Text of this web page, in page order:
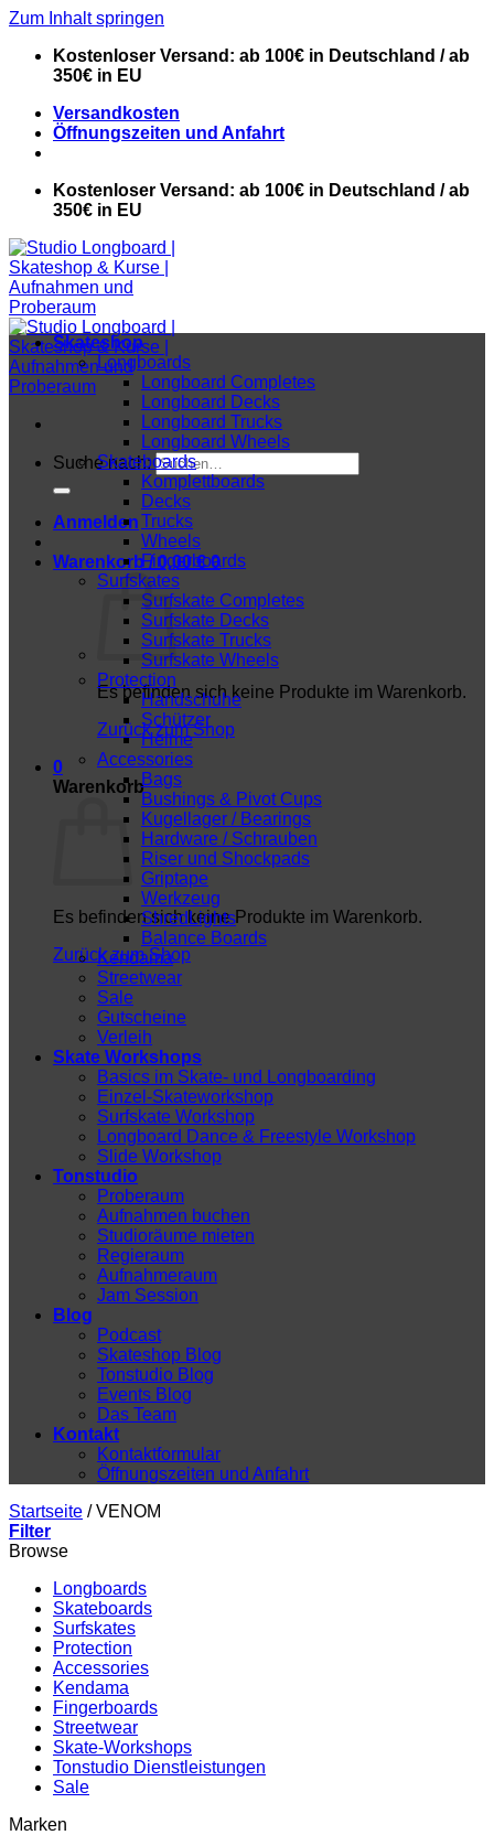
Zum Inhalt springen
Kostenloser Versand: ab 100€ in Deutschland / ab
350€ in EU
Versandkosten
Öffnungszeiten und Anfahrt
Kostenloser Versand: ab 100€ in Deutschland / ab
350€ in EU
Suche nach:
Anmelden
Warenkorb /0,00€ 0
Es befinden sich keine Produkte im Warenkorb.
Zurück zum Shop
0
Warenkorb
Es befinden sich keine Produkte im Warenkorb.
Zurück zum Shop
Skateshop
Longboards
Longboard Completes
Longboard Decks
Longboard Trucks
Longboard Wheels
Skateboards
Komplettboards
Decks
Trucks
Wheels
Fingerboards
Surfskates
Surfskate Completes
Surfskate Decks
Surfskate Trucks
Surfskate Wheels
Protection
Handschuhe
Schützer
Helme
Accessories
Bags
Bushings & Pivot Cups
Kugellager / Bearings
Hardware / Schrauben
Riser und Shockpads
Griptape
Werkzeug
ShredLights
Balance Boards
Kendama
Streetwear
Sale
Gutscheine
Verleih
Skate Workshops
Basics im Skate- und Longboarding
Einzel-Skateworkshop
Surfskate Workshop
Longboard Dance & Freestyle Workshop
Slide Workshop
Tonstudio
Proberaum
Aufnahmen buchen
Studioräume mieten
Regieraum
Aufnahmeraum
Jam Session
Blog
Podcast
Skateshop Blog
Tonstudio Blog
Events Blog
Das Team
Kontakt
Kontaktformular
Öffnungszeiten und Anfahrt
Startseite /VENOM
Filter
Browse
Longboards
Skateboards
Surfskates
Protection
Accessories
Kendama
Fingerboards
Streetwear
Skate-Workshops
Tonstudio Dienstleistungen
Sale
Marken